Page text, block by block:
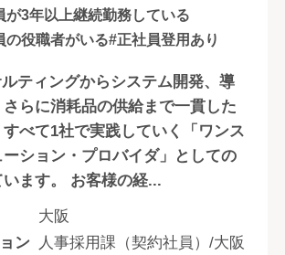
が3年以上継続勤務している
の役職者がいる#正社員登用あり
ティングからシステム開発、導
らに消耗品の供給まで一貫した
べて1社で実践していく「ワンス
ーション・プロバイダ」としての
ます。 お客様の経...
大阪
ン
人事採用課（契約社員）/大阪